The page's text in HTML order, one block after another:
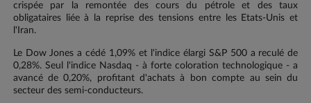
crispée par la remontée des cours du pétrole et des taux
obligataires liée à la reprise des tensions entre les Etats-Unis et
l'Iran.
Le Dow Jones a cédé 1,09% et l'indice élargi S&P 500 a reculé de
0,28%. Seul l'indice Nasdaq - à forte coloration technologique - a
avancé de 0,20%, profitant d'achats à bon compte au sein du
secteur des semi-conducteurs.